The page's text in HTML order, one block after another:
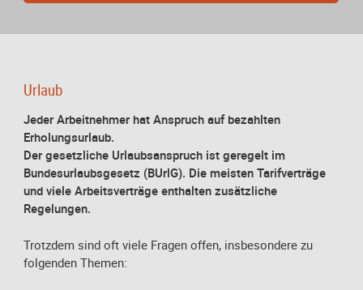
Urlaub
Jeder Arbeitnehmer hat Anspruch auf bezahlten
Erholungsurlaub.
Der gesetzliche Urlaubsanspruch ist geregelt im
Bundesurlaubsgesetz (BUrlG). Die meisten Tarifverträge
und viele Arbeitsverträge enthalten zusätzliche
Regelungen.
Trotzdem sind oft viele Fragen offen, insbesondere zu
folgenden Themen: